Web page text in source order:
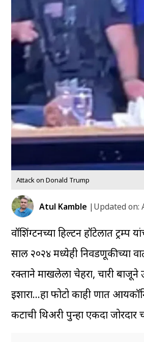
Attack on Donald Trump
Atul Kamble |Updated on:
वॉशिंग्टनच्या हिल्टन हॉटेलात
साल २०२४ मध्येही निवडणूकीच्या
रक्ताने माखलेला चेहरा, चारी
इशारा…हा फोटो काही क्षणात
कटाची थिअरी पुन्हा एकदा